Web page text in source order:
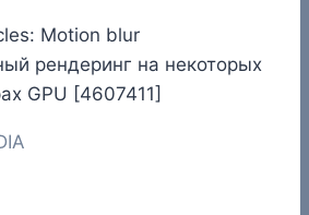
Motion blur
рендеринг на некоторых
GPU [4607411]